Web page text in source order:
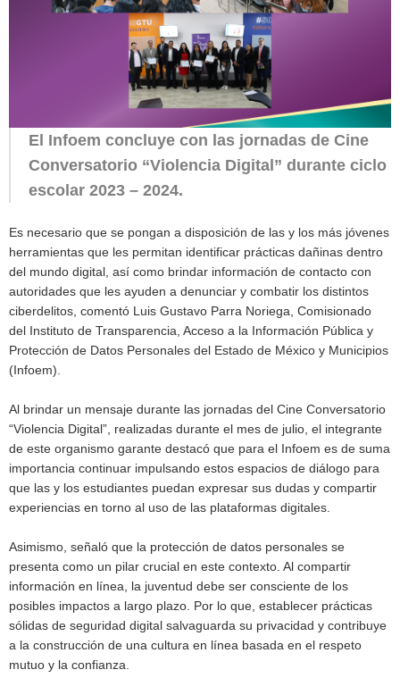
El Infoem concluye con las jornadas de Cine
Conversatorio “Violencia Digital” durante ciclo
escolar 2023 – 2024.
Es necesario que se pongan a disposición de las y los más jóvenes
herramientas que les permitan identificar prácticas dañinas dentro
del mundo digital, así como brindar información de contacto con
autoridades que les ayuden a denunciar y combatir los distintos
ciberdelitos, comentó Luis Gustavo Parra Noriega, Comisionado
del Instituto de Transparencia, Acceso a la Información Pública y
Protección de Datos Personales del Estado de México y Municipios
(Infoem).
Al brindar un mensaje durante las jornadas del Cine Conversatorio
“Violencia Digital”, realizadas durante el mes de julio, el integrante
de este organismo garante destacó que para el Infoem es de suma
importancia continuar impulsando estos espacios de diálogo para
que las y los estudiantes puedan expresar sus dudas y compartir
experiencias en torno al uso de las plataformas digitales.
Asimismo, señaló que la protección de datos personales se
presenta como un pilar crucial en este contexto. Al compartir
información en línea, la juventud debe ser consciente de los
posibles impactos a largo plazo. Por lo que, establecer prácticas
sólidas de seguridad digital salvaguarda su privacidad y contribuye
a la construcción de una cultura en línea basada en el respeto
mutuo y la confianza.